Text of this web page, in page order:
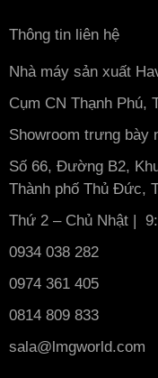
Thông tin liên hệ
Nhà máy sản xuất
Cụm CN Thạnh Phú,
Showroom trưng bày
Số 66, Đường B2,
Thành phố Thủ Đức,
Thứ 2 – Chủ Nhật |
0934 038 282
0974 361 405
0814 809 833
sala@lmgworld.com